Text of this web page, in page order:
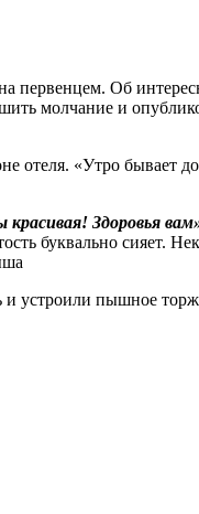
первенцем. Об
молчание и
отеля. «Утро бывает
Здоровья
буквально сияет.
устроили пышное